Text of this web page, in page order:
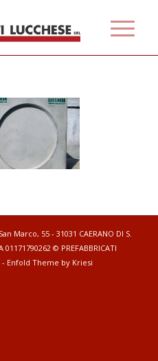
Marco, 55 - 31031 CAERANO DI S.
01171790262 © PREFABBRICATI
- Enfold Theme by Kriesi